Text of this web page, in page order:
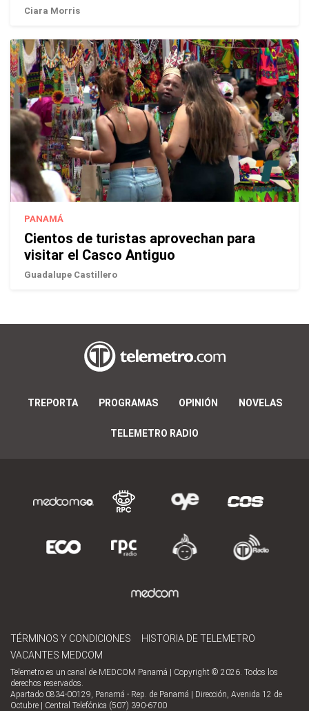
Ciara Morris
PANAMÁ
Cientos de turistas aprovechan para
visitar el Casco Antiguo
Guadalupe Castillero
TREPORTA PROGRAMAS OPINIÓN NOVELAS
TELEMETRO RADIO
TÉRMINOS Y CONDICIONES
HISTORIA DE TELEMETRO
VACANTES MEDCOM
Telemetro es un canal de MEDCOM Panamá | Copyright © 2026. Todos los
derechos reservados.
Apartado 0834-00129, Panamá - Rep. de Panamá | Dirección, Avenida 12 de
Octubre | Central Telefónica (507) 390-6700